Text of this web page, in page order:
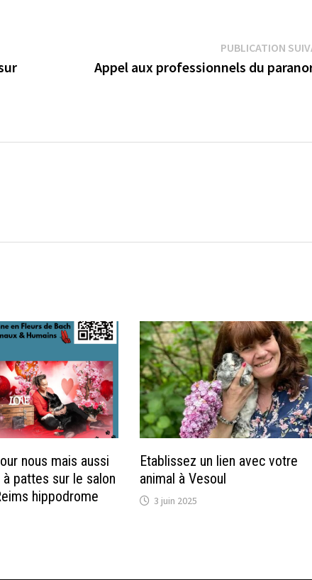
PUBLICATION
Appel aux professionnels du
nous mais aussi
pattes sur le salon
hippodrome
Etablissez un lien avec votre
animal à Vesoul
3 juin 2025